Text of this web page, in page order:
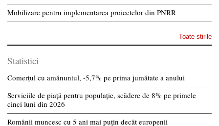
Mobilizare pentru implementarea proiectelor din PNRR
Toate stirile
Statistici
Comerțul cu amănuntul, -5,7% pe prima jumătate a anului
Serviciile de piață pentru populație, scădere de 8% pe primele
cinci luni din 2026
Românii muncesc cu 5 ani mai puțin decât europenii